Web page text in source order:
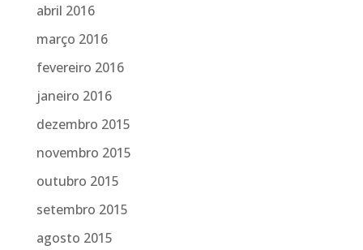
abril 2016
março 2016
fevereiro 2016
janeiro 2016
dezembro 2015
novembro 2015
outubro 2015
setembro 2015
agosto 2015